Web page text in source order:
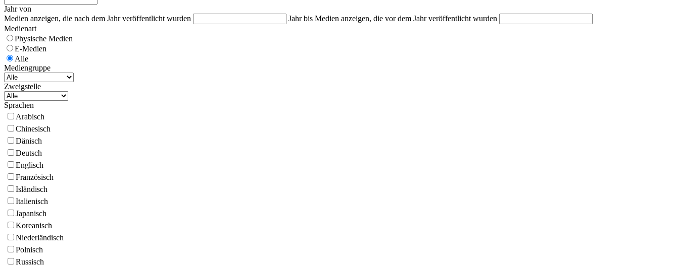
Jahr von
Medien anzeigen, die nach dem Jahr veröffentlicht wurden
Jahr bis Medien anzeigen, die vor dem Jahr veröffentlicht wurden
Medienart
Physische Medien
E-Medien
Alle
Mediengruppe
Zweigstelle
Sprachen
Arabisch
Chinesisch
Dänisch
Deutsch
Englisch
Französisch
Isländisch
Italienisch
Japanisch
Koreanisch
Niederländisch
Polnisch
Russisch